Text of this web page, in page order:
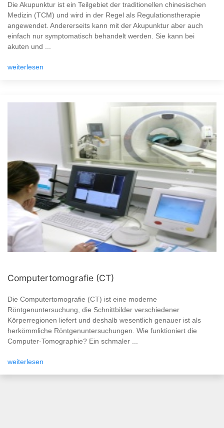
Die Akupunktur ist ein Teilgebiet der traditionellen chinesischen
Medizin (TCM) und wird in der Regel als Regulationstherapie
angewendet. Andererseits kann mit der Akupunktur aber auch
einfach nur symptomatisch behandelt werden. Sie kann bei
akuten und ...
weiterlesen
Computertomografie (CT)
Die Computertomografie (CT) ist eine moderne
Röntgenuntersuchung, die Schnittbilder verschiedener
Körperregionen liefert und deshalb wesentlich genauer ist als
herkömmliche Röntgenuntersuchungen. Wie funktioniert die
Computer-Tomographie? Ein schmaler ...
weiterlesen